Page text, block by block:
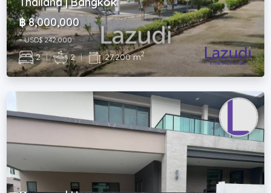
฿ 8,000,000
~ USD$ 242,000
2 | 2 | 27,200 m2